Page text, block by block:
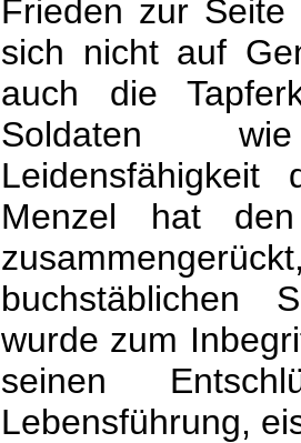
Frieden zur
sich nicht auf
auch die
Soldaten
Menzel hat
buchstäblichen
wurde zum
seinen
Lebensführung,